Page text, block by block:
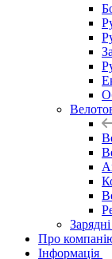
Зарядні
Про
Інформація